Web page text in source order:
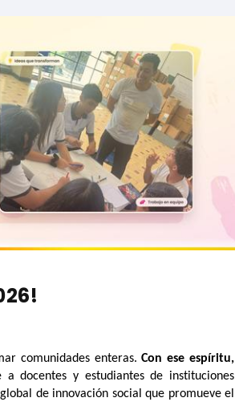
comunidades enteras.Con ese espíritu,
a docentes y estudiantes de instituciones
de innovación social que promueve el